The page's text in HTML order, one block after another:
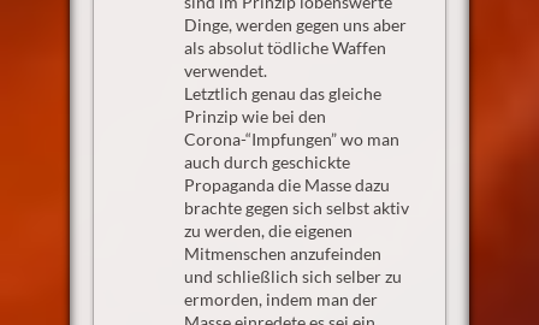
Dinge, werden gegen uns aber
als absolut tödliche Waffen
verwendet.
Letztlich genau das gleiche
Prinzip wie bei den
Corona-“Impfungen” wo man
auch durch geschickte
Propaganda die Masse dazu
brachte gegen sich selbst aktiv
zu werden, die eigenen
Mitmenschen anzufeinden
und schließlich sich selber zu
ermorden, indem man der